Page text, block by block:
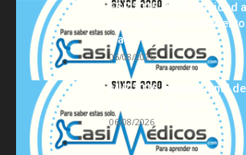
FSE 2025-2026: Sanidad
plazas del
tras...
06/08/2026
MIR 2026: análisis final
de plazas y claves...
06/08/2026